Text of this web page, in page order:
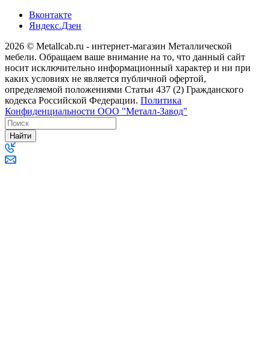
Вконтакте
Яндекс.Дзен
2026 © Metallcab.ru - интернет-магазин Металлической
мебели. Обращаем ваше внимание на то, что данный сайт
носит исключительно информационный характер и ни при
каких условиях не является публичной офертой,
определяемой положениями Статьи 437 (2) Гражданского
кодекса Российской Федерации. Политика
Конфиденциальности ООО "Металл-Завод"
Найти